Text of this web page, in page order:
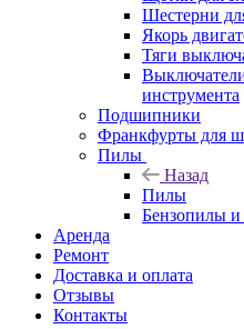
Шестерни
Якорь
Тяги
инструмента
Подшипники
Франкфурты для
Пилы
Назад
Пилы
Бензопилы и
Аренда
Ремонт
Доставка и оплата
Отзывы
Контакты